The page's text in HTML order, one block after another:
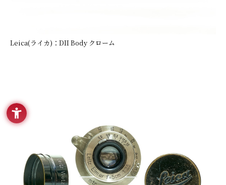
Leica(ライカ)：DII Body クローム